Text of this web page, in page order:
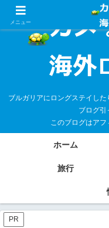
ブルガリアにロングステイした
ブログ引
このブログはア
ホーム
旅行
PR
メニュー